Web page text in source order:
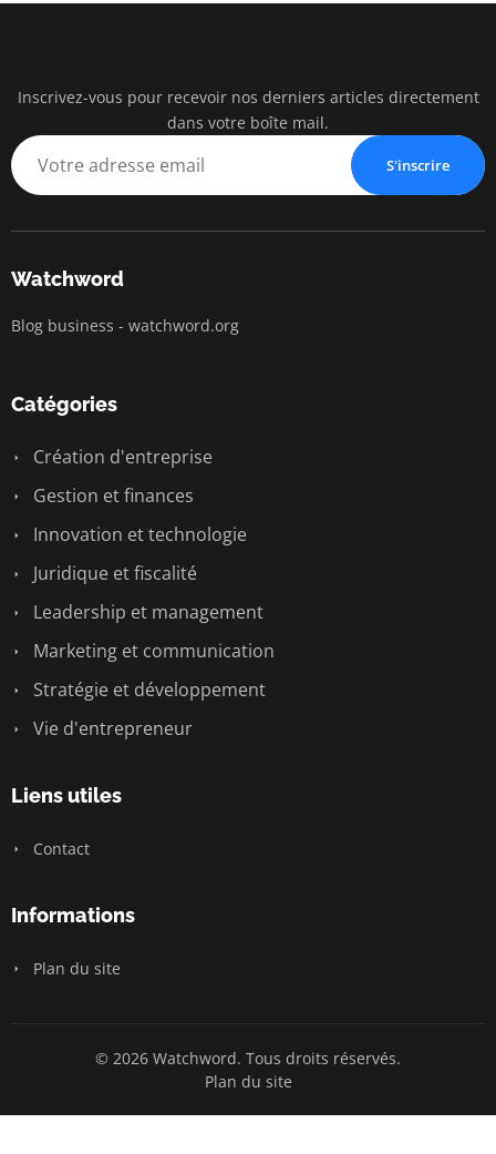
BUSINESS
Inscrivez-vous pour recevoir nos derniers articles directement
dans votre boîte mail.
S'inscrire
Watchword
Blog business - watchword.org
Catégories
Création d'entreprise
Gestion et finances
Innovation et technologie
Juridique et fiscalité
Leadership et management
Marketing et communication
Stratégie et développement
Vie d'entrepreneur
Liens utiles
Contact
Informations
Plan du site
© 2026 Watchword. Tous droits réservés.
Plan du site